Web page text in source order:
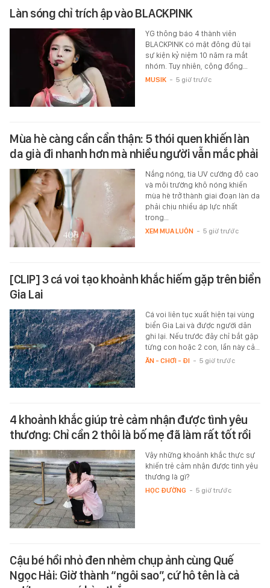
Làn sóng chỉ trích ập vào BLACKPINK
YG thông báo 4 thành viên
BLACKPINK có mặt đông đủ tại
sự kiện kỷ niệm 10 năm ra mắt
nhóm. Tuy nhiên, cộng đồng…
MUSIK - 5 giờ trước
Mùa hè càng cần cẩn thận: 5 thói quen khiến làn
da già đi nhanh hơn mà nhiều người vẫn mắc phải
Nắng nóng, tia UV cường độ cao
và môi trường khô nóng khiến
mùa hè trở thành giai đoạn làn da
phải chịu nhiều áp lực nhất
trong…
XEM MUA LUÔN - 5 giờ trước
[CLIP] 3 cá voi tạo khoảnh khắc hiếm gặp trên biển
Gia Lai
Cá voi liên tục xuất hiện tại vùng
biển Gia Lai và được người dân
ghi lại. Nếu trước đây chỉ bắt gặp
từng con hoặc 2 con, lần này cả…
ĂN - CHƠI - ĐI - 5 giờ trước
4 khoảnh khắc giúp trẻ cảm nhận được tình yêu
thương: Chỉ cần 2 thôi là bố mẹ đã làm rất tốt rồi
Vậy những khoảnh khắc thực sự
khiến trẻ cảm nhận được tình yêu
thương là gì?
HỌC ĐƯỜNG - 5 giờ trước
Cậu bé hồi nhỏ đen nhẻm chụp ảnh cùng Quế
Ngọc Hải: Giờ thành “ngôi sao”, cứ hô tên là cả